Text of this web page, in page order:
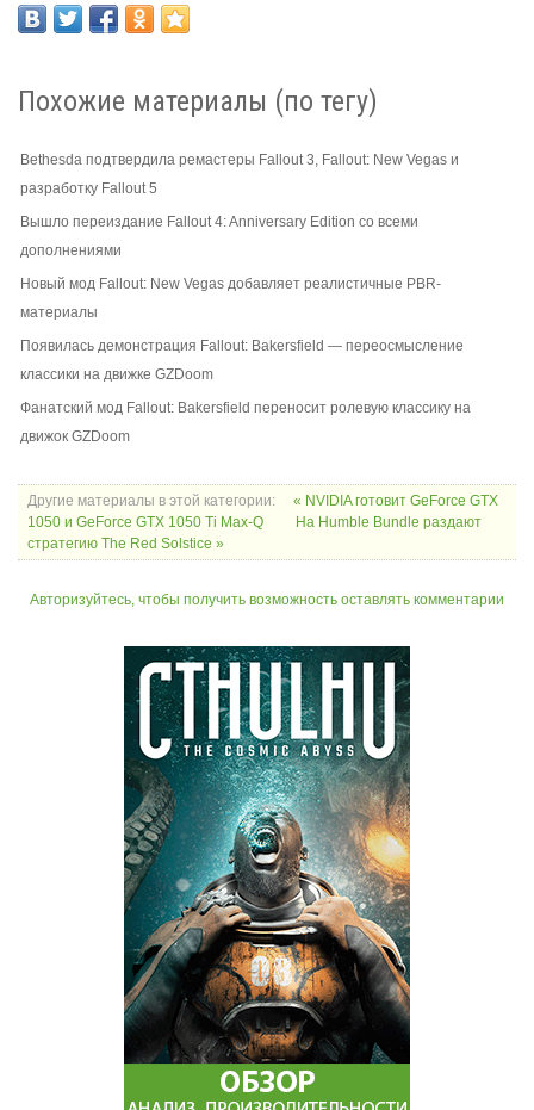
Похожие материалы (по тегу)
Bethesda подтвердила ремастеры Fallout 3, Fallout: New Vegas и
разработку Fallout 5
Вышло переиздание Fallout 4: Anniversary Edition со всеми
дополнениями
Новый мод Fallout: New Vegas добавляет реалистичные PBR-
материалы
Появилась демонстрация Fallout: Bakersfield — переосмысление
классики на движке GZDoom
Фанатский мод Fallout: Bakersfield переносит ролевую классику на
движок GZDoom
Другие материалы в этой категории:
« NVIDIA готовит GeForce GTX
1050 и GeForce GTX 1050 Ti Max-Q
На Humble Bundle раздают
стратегию The Red Solstice »
Авторизуйтесь, чтобы получить возможность оставлять комментарии